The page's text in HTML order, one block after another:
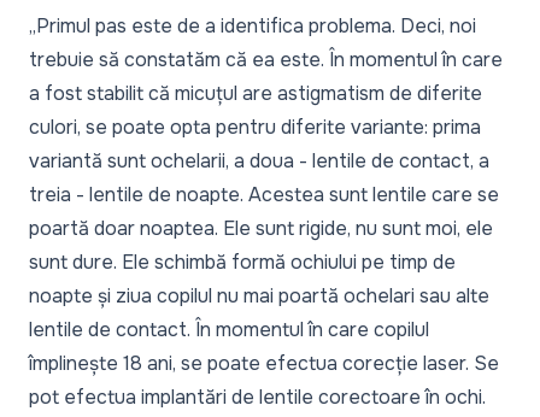
„Primul pas este de a identifica problema. Deci, noi
trebuie să constatăm că ea este. În momentul în care
a fost stabilit că micuțul are astigmatism de diferite
culori, se poate opta pentru diferite variante: prima
variantă sunt ochelarii, a doua - lentile de contact, a
treia - lentile de noapte. Acestea sunt lentile care se
poartă doar noaptea. Ele sunt rigide, nu sunt moi, ele
sunt dure. Ele schimbă formă ochiului pe timp de
noapte și ziua copilul nu mai poartă ochelari sau alte
lentile de contact. În momentul în care copilul
împlinește 18 ani, se poate efectua corecție laser. Se
pot efectua implantări de lentile corectoare în ochi.